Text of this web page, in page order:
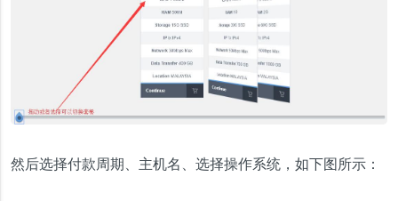
然后选择付款周期、主机名、选择操作系统，如下图所示：